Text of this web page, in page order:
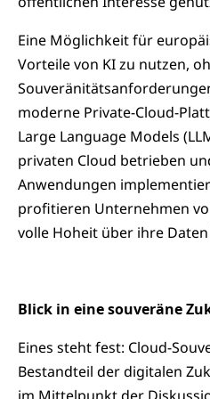
Eine Möglichkeit für
Vorteile von KI zu nutzen,
moderne Private-Cloud-
Large Language Models
privaten Cloud betrieben
Anwendungen
profitieren Unternehmen
volle Hoheit über ihre
Blick in eine souveräne
Eines steht fest: Cloud-
Bestandteil der digitalen